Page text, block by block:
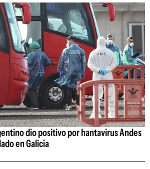
dio positivo por hantavirus Andes
en Galicia